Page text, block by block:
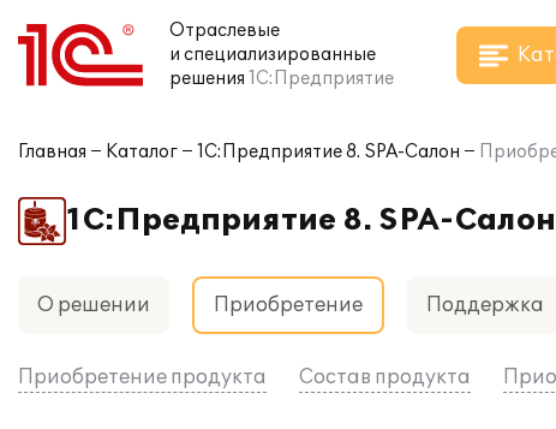
Отраслевые
и специализированные
решения 1С:Предприятие
Главная Каталог 1С:Предприятие 8. SPA-Салон
1С:Предприятие 8. SPA-Салон
О решении Приобретение Поддержка
Приобретение продукта Состав продукта